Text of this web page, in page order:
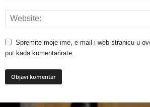
Spremite moje ime, e-mail i web stranicu u
put kada komentarirate.